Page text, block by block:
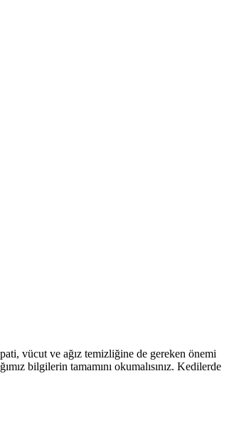
vücut ve ağız temizliğine de gereken önemi
bilgilerin tamamını okumalısınız. Kedilerde